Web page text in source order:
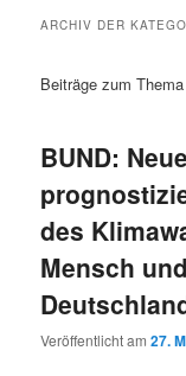
ARCHIV DER
Beiträge zum
BUND:
des
Mensch
Veröffentlicht am27.